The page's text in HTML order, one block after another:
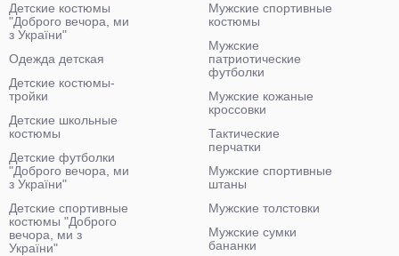
Детские костюмы
"Доброго вечора, ми
з України"
Одежда детская
Детские костюмы-
тройки
Детские школьные
костюмы
Детские футболки
"Доброго вечора, ми
з України"
Детские спортивные
костюмы "Доброго
вечора, ми з
України"
Мужские спортивные
костюмы
Мужские
патриотические
футболки
Мужские кожаные
кроссовки
Тактические
перчатки
Мужские спортивные
штаны
Мужские толстовки
Мужские сумки
бананки